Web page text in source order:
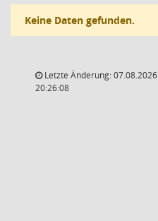
Keine Daten gefunden.
Letzte Änderung: 07.08.2026
20:26:08